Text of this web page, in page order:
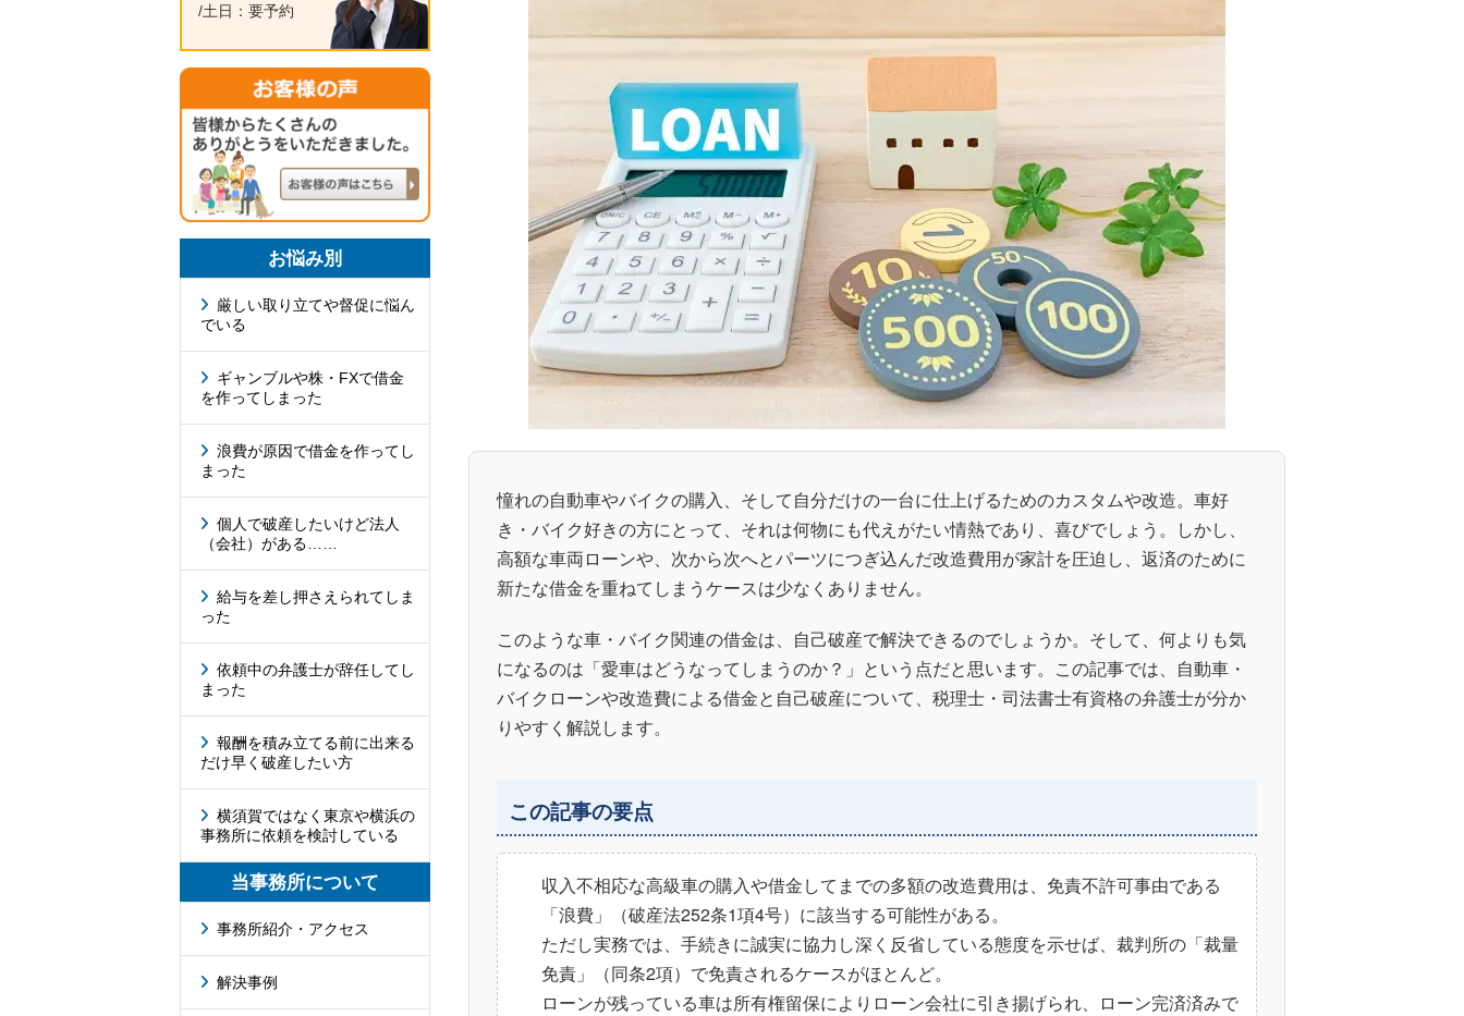
/土日：要予約
お悩み別
厳しい取り立てや督促に悩ん
でいる
ギャンブルや株・FXで借金
を作ってしまった
浪費が原因で借金を作ってし
まった
個人で破産したいけど法人
（会社）がある……
給与を差し押さえられてしま
った
依頼中の弁護士が辞任してし
まった
報酬を積み立てる前に出来る
だけ早く破産したい方
横須賀ではなく東京や横浜の
事務所に依頼を検討している
当事務所について
事務所紹介・アクセス
解決事例
憧れの自動車やバイクの購入、そして自分だけの一台に仕上げるためのカスタムや改造。車好
き・バイク好きの方にとって、それは何物にも代えがたい情熱であり、喜びでしょう。しかし、
高額な車両ローンや、次から次へとパーツにつぎ込んだ改造費用が家計を圧迫し、返済のために
新たな借金を重ねてしまうケースは少なくありません。
このような車・バイク関連の借金は、自己破産で解決できるのでしょうか。そして、何よりも気
になるのは「愛車はどうなってしまうのか？」という点だと思います。この記事では、自動車・
バイクローンや改造費による借金と自己破産について、税理士・司法書士有資格の弁護士が分か
りやすく解説します。
この記事の要点
収入不相応な高級車の購入や借金してまでの多額の改造費用は、免責不許可事由である
「浪費」（破産法252条1項4号）に該当する可能性がある。
ただし実務では、手続きに誠実に協力し深く反省している態度を示せば、裁判所の「裁量
免責」（同条2項）で免責されるケースがほとんど。
ローンが残っている車は所有権留保によりローン会社に引き揚げられ、ローン完済済みで